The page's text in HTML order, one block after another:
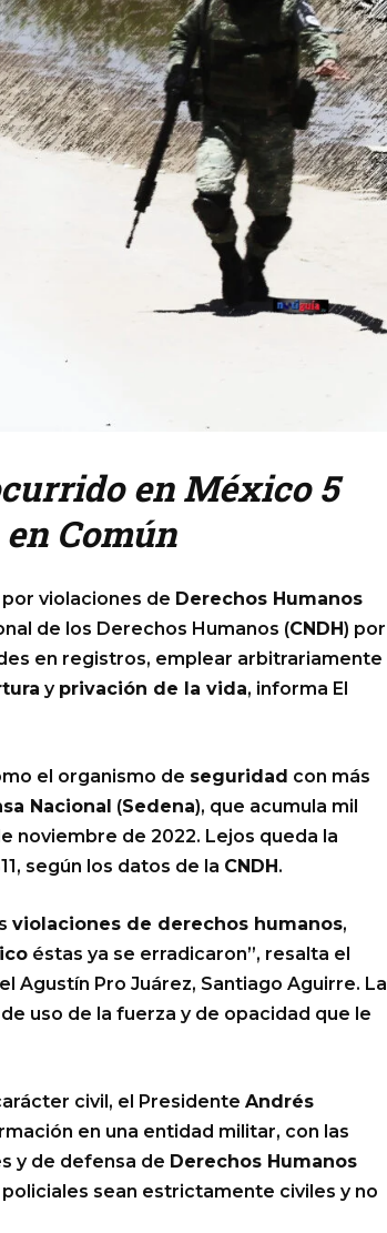
en México 5
Común
violaciones de Derechos Humanos
de los Derechos Humanos (CNDH) por
en registros, emplear arbitrariamente
y privación de la vida, informa El
el organismo de seguridad con más
Nacional (Sedena), que acumula mil
noviembre de 2022. Lejos queda la
según los datos de la CNDH.
violaciones de derechos humanos,
éstas ya se erradicaron”, resalta el
Agustín Pro Juárez, Santiago Aguirre. La
uso de la fuerza y de opacidad que le
civil, el Presidente Andrés
en una entidad militar, con las
y de defensa de Derechos Humanos
sean estrictamente civiles y no